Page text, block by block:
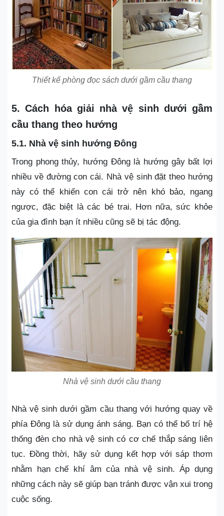
Thiết kế phòng đọc sách dưới gầm cầu thang
5. Cách hóa giải nhà vệ sinh dưới gầm
cầu thang theo hướng
5.1. Nhà vệ sinh hướng Đông
Trong phong thủy, hướng Đông là hướng gây bất lợi
nhiều về đường con cái. Nhà vệ sinh đặt theo hướng
này có thể khiến con cái trở nên khó bảo, ngang
ngược, đặc biệt là các bé trai. Hơn nữa, sức khỏe
của gia đình bạn ít nhiều cũng sẽ bị tác động.
Nhà vệ sinh dưới cầu thang
Nhà vệ sinh dưới gầm cầu thangvới hướng quay về
phía Đông là sử dụng ánh sáng. Bạn có thể bố trí hệ
thống đèn cho nhà vệ sinh có cơ chế thắp sáng liên
tục. Đồng thời, hãy sử dụng kết hợp với sáp thơm
nhằm hạn chế khí âm của nhà vệ sinh. Áp dụng
những cách này sẽ giúp bạn tránh được vận xui trong
cuộc sống.